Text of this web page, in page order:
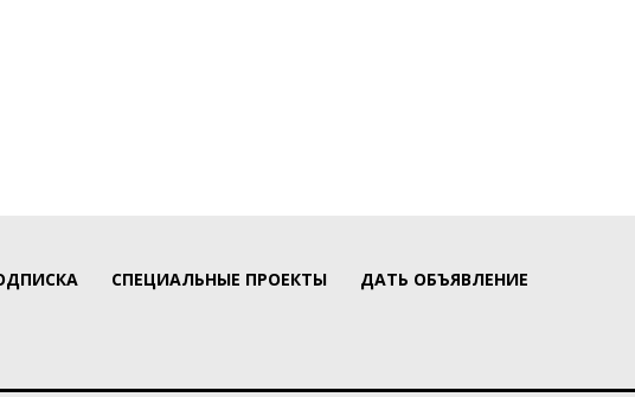
СПЕЦИАЛЬНЫЕ ПРОЕКТЫ ДАТЬ ОБЪЯВЛЕНИЕ